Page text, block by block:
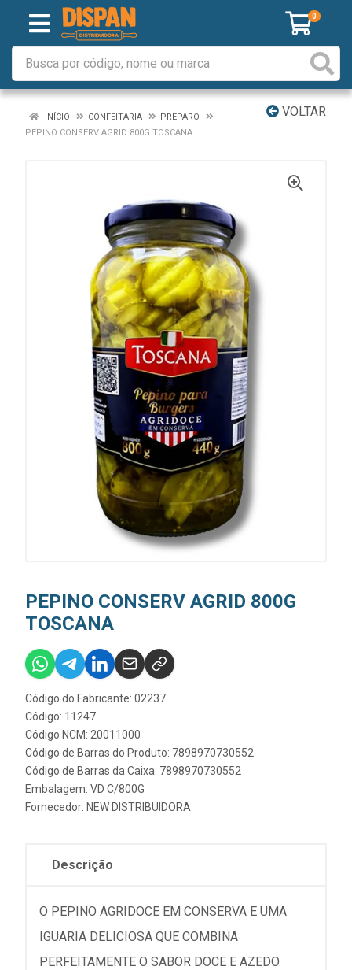
0
VOLTAR
INÍCIO CONFEITARIA
PREPARO
PEPINO CONSERV AGRID 800G TOSCANA
PEPINO CONSERV AGRID 800G
TOSCANA
Código do Fabricante: 02237
Código: 11247
Código NCM: 20011000
Código de Barras do Produto: 7898970730552
Código de Barras da Caixa: 7898970730552
Embalagem: VD C/800G
Fornecedor: NEW DISTRIBUIDORA
Descrição
O PEPINO AGRIDOCE EM CONSERVA E UMA
IGUARIA DELICIOSA QUE COMBINA
PERFEITAMENTE O SABOR DOCE E AZEDO.